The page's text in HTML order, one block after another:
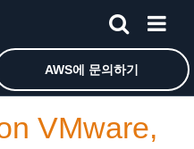
페이지로 돌아가려면 여기를 클
AWS에 문의하기
VMware,